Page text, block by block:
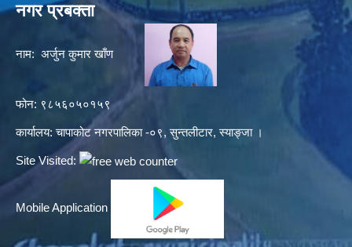
नगर प्रबक्ता
नाम: अर्जुन कुमार खाँण
फोन: ९८५६०५०१५९
कार्यालय: चापाकोट नगरपालिका -०९, सुन्तलीटार, स्याङ्जा ।
Site Visited:
Mobile Application